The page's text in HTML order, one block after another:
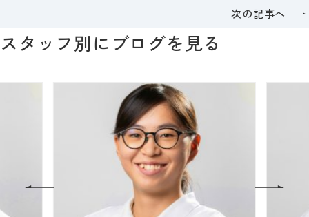
次の記事へ
スタッフ別にブログを見る